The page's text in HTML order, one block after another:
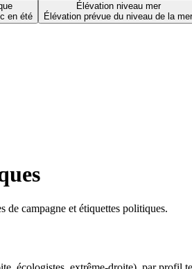
en été
Élévation niveau mer
Élévation prévue du niveau de la mer
de campagne et étiquettes politiques.